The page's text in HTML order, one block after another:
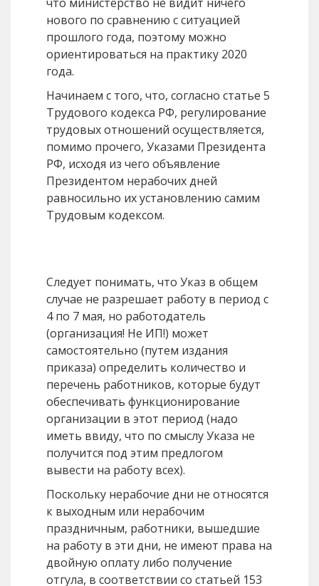
что министерство не видит ничего
нового по сравнению с ситуацией
прошлого года, поэтому можно
ориентироваться на практику 2020
года.
Начинаем с того, что, согласно статье 5
Трудового кодекса РФ, регулирование
трудовых отношений осуществляется,
помимо прочего, Указами Президента
РФ, исходя из чего объявление
Президентом нерабочих дней
равносильно их установлению самим
Трудовым кодексом.
Следует понимать, что Указ в общем
случае не разрешает работу в период с
4 по 7 мая, но работодатель
(организация! Не ИП!) может
самостоятельно (путем издания
приказа) определить количество и
перечень работников, которые будут
обеспечивать функционирование
организации в этот период (надо
иметь ввиду, что по смыслу Указа не
получится под этим предлогом
вывести на работу всех).
Поскольку нерабочие дни не относятся
к выходным или нерабочим
праздничным, работники, вышедшие
на работу в эти дни, не имеют права на
двойную оплату либо получение
отгула, в соответствии со статьей 153